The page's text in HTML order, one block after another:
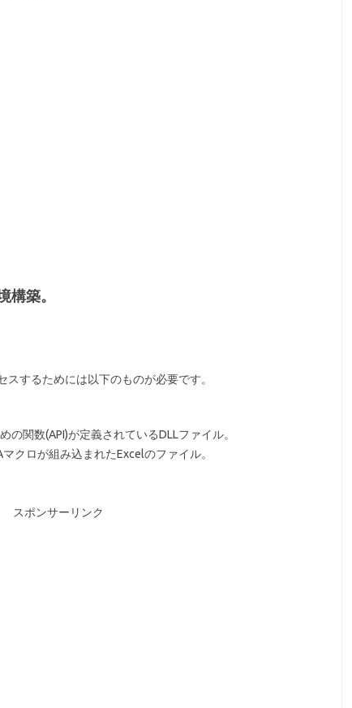
構築。
するためには以下のものが必要です。
の関数(API)が定義されているDLLファイル。
クロが組み込まれたExcelのファイル。
スポンサーリンク